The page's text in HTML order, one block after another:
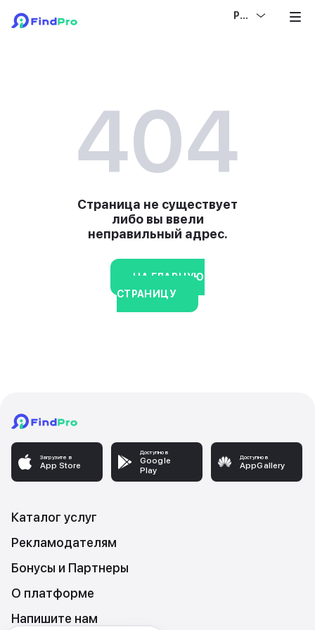
РУС
404
Страница не существует
либо вы ввели
неправильный адрес.
НА ГЛАВНУЮ
СТРАНИЦУ
Загрузите в
App Store
Доступно в
Google
Play
Доступно в
AppGallery
Каталог услуг
Рекламодателям
Бонусы и Партнеры
О платформе
Напишите нам